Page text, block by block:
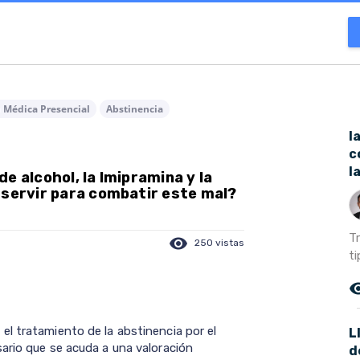
Presencial
Abstinencia
alcohol, la Imipramina y la
para combatir este mal?
visibility 250 vistas
tratamiento de la abstinencia por el
que se acuda a una valoración